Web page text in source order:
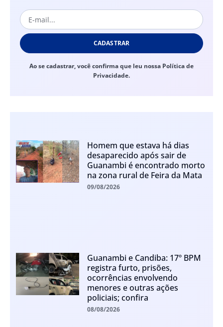
CADASTRAR
Ao se cadastrar, você confirma que leu nossa Política de
Privacidade.
Homem que estava há dias
desaparecido após sair de
Guanambi é encontrado morto
na zona rural de Feira da Mata
09/08/2026
Guanambi e Candiba: 17º BPM
registra furto, prisões,
ocorrências envolvendo
menores e outras ações
policiais; confira
08/08/2026